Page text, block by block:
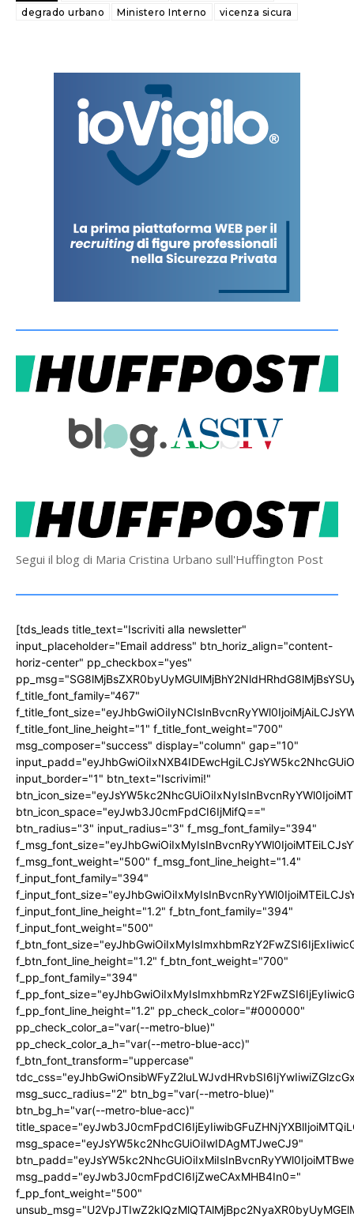
degrado urbano
Ministero Interno vicenza sicura
Segui il blog di Maria Cristina Urbano sull'Huffington Post
[tds_leads title_text="Iscriviti alla newsletter"
input_placeholder="Email address" btn_horiz_align="content-
horiz-center" pp_checkbox="yes"
f_title_font_family="467"
f_title_font_line_height="1" f_title_font_weight="700"
msg_composer="success" display="column" gap="10"
input_border="1" btn_text="Iscrivimi!"
btn_icon_space="eyJwb3J0cmFpdCI6IjMifQ=="
btn_radius="3" input_radius="3" f_msg_font_family="394"
f_msg_font_weight="500" f_msg_font_line_height="1.4"
f_input_font_family="394"
f_input_font_line_height="1.2" f_btn_font_family="394"
f_input_font_weight="500"
f_btn_font_line_height="1.2" f_btn_font_weight="700"
f_pp_font_family="394"
f_pp_font_line_height="1.2" pp_check_color="#000000"
pp_check_color_a="var(--metro-blue)"
pp_check_color_a_h="var(--metro-blue-acc)"
f_btn_font_transform="uppercase"
msg_succ_radius="2" btn_bg="var(--metro-blue)"
btn_bg_h="var(--metro-blue-acc)"
msg_space="eyJsYW5kc2NhcGUiOiIwIDAgMTJweCJ9"
msg_padd="eyJwb3J0cmFpdCI6IjZweCAxMHB4In0="
f_pp_font_weight="500"